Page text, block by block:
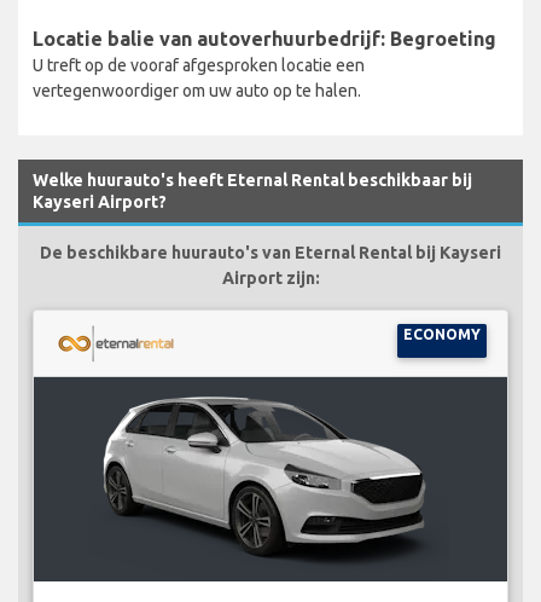
Locatie balie van autoverhuurbedrijf: Begroeting
U treft op de vooraf afgesproken locatie een
vertegenwoordiger om uw auto op te halen.
Welke huurauto's heeft Eternal Rental beschikbaar bij
Kayseri Airport?
De beschikbare huurauto's van Eternal Rental bij Kayseri
Airport zijn:
ECONOMY